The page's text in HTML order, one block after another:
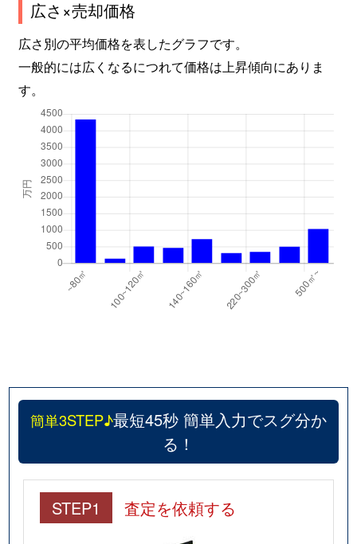
広さ×売却価格
広さ別の平均価格を表したグラフです。
一般的には広くなるにつれて価格は上昇傾向にありま
す。
簡単3STEP♪最短45秒 簡単入力でスグ分か
る！
STEP1 査定を依頼する